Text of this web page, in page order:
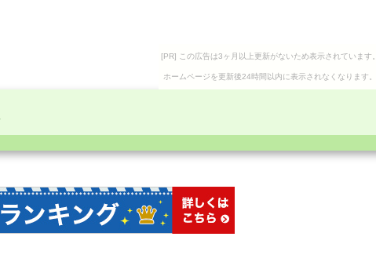
[PR] この広告は3ヶ月以上更新がないため表示されています。
ホームページを更新後24時間以内に表示されなくなります。